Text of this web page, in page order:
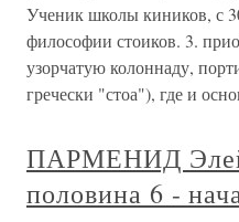
Ученик школы киников, с
философии стоиков. 3.
узорчатую колоннаду,
гречески "стоа"), где и
ПАРМЕНИД
половина 6 -